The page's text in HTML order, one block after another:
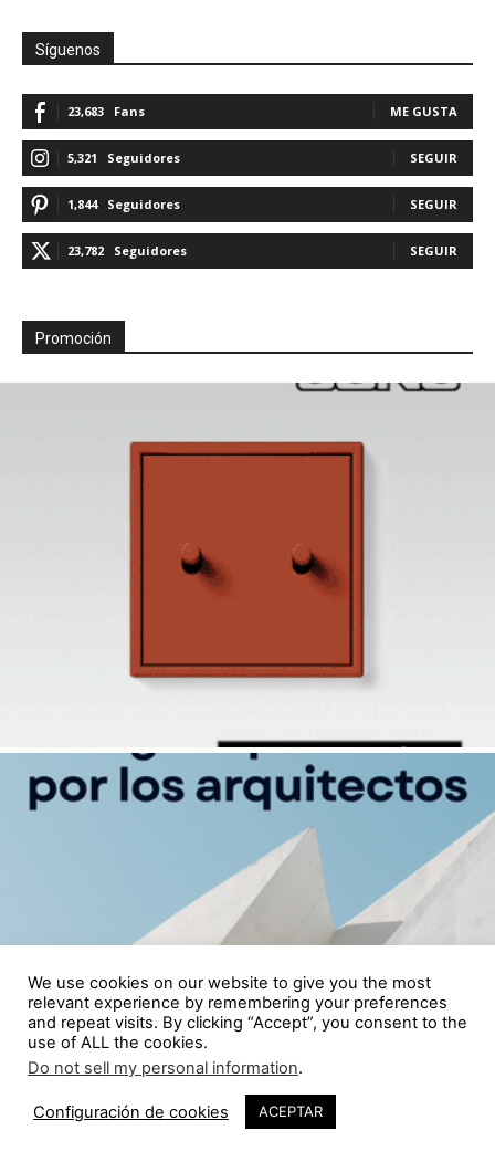
Síguenos
23,683 Fans ME GUSTA
5,321 Seguidores SEGUIR
1,844 Seguidores SEGUIR
23,782 Seguidores SEGUIR
Promoción
We use cookies on our website to give you the most
relevant experience by remembering your preferences
and repeat visits. By clicking “Accept”, you consent to the
use of ALL the cookies.
Do not sell my personal information.
Configuración de cookies ACEPTAR